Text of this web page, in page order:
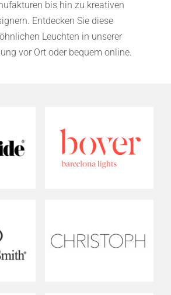
bis hin zu kreativen
Entdecken Sie diese
Leuchten in unserer
vor Ort oder bequem online.